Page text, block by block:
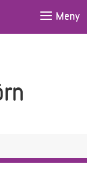
Meny